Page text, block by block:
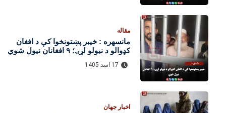
مقاله
مانسهره : خیبر پښتونخوا کې د افغان
کډوالو د نیولو لړۍ؛ ۹ افغانان نیول شوي
17 اسد 1405
اخبار جهان